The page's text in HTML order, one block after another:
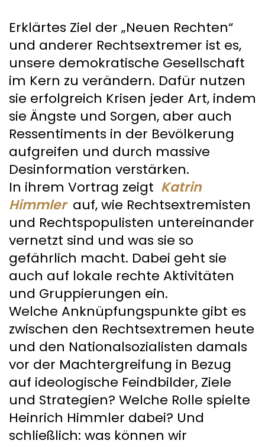
Erklärtes Ziel der „Neuen Rechten“
und anderer Rechtsextremer ist es,
unsere demokratische Gesellschaft
im Kern zu verändern. Dafür nutzen
sie erfolgreich Krisen jeder Art, indem
sie Ängste und Sorgen, aber auch
Ressentiments in der Bevölkerung
aufgreifen und durch massive
Desinformation verstärken.
In ihrem Vortrag zeigt Katrin
Himmler auf, wie Rechtsextremisten
und Rechtspopulisten untereinander
vernetzt sind und was sie so
gefährlich macht. Dabei geht sie
auch auf lokale rechte Aktivitäten
und Gruppierungen ein.
Welche Anknüpfungspunkte gibt es
zwischen den Rechtsextremen heute
und den Nationalsozialisten damals
vor der Machtergreifung in Bezug
auf ideologische Feindbilder, Ziele
und Strategien? Welche Rolle spielte
Heinrich Himmler dabei? Und
schließlich: was können wir